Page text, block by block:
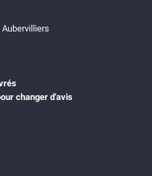
changer d'avis